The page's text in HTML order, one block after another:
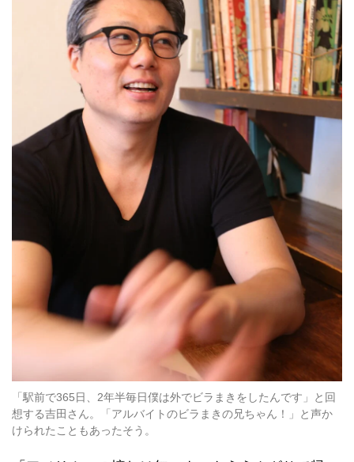
「駅前で365日、2年半毎日僕は外でビラまきをしたんです」と回
想する吉田さん。「アルバイトのビラまきの兄ちゃん！」と声か
けられたこともあったそう。